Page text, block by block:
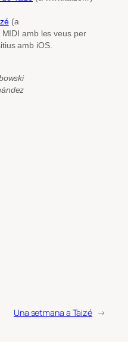
(a
amb les veus per
amb iOS.
Una setmana a Taizé →